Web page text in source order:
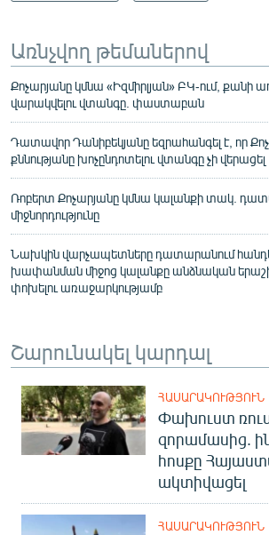
Առնչվող թեմաներով
Քոչարյանը կմնա «Իզմիրլյան» ԲԿ-ում, քանի
վարակվելու վտանգը. փաստաբան
Դատավոր Դանիբեկյանը եզրահանգել է, որ
քննությանը խոչընդոտելու վտանգը չի վերացել
Ռոբերտ Քոչարյանը կմնա կալանքի տակ.
միջնորդությունը
Նախկին վարչապետները դատարանում
խափանման միջոց կալանքը անձնական
փոխելու առաջարկությամբ
Շարունակել կարդալ
ՀԱՍԱՐԱԿՈՒԹՅՈՒՆ
Փախուստ
զորամասից.
հոսքը
ակտիվացել
ՀԱՍԱՐԱԿՈՒԹՅՈՒՆ